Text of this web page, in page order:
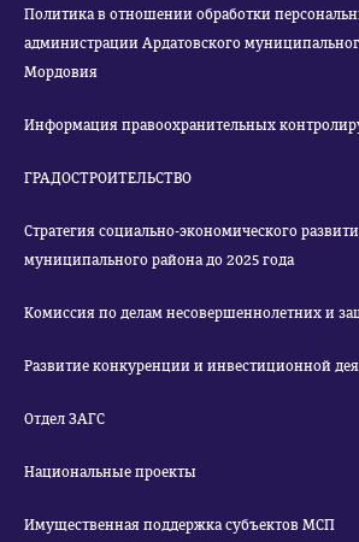
Политика в отношении обработки
администрации Ардатовского
Мордовия
Информация правоохранительных
ГРАДОСТРОИТЕЛЬСТВО
Стратегия социально-экономического
муниципального района до 2025 года
Комиссия по делам несовершеннолетних и
Развитие конкуренции и инвестиционной
Отдел ЗАГС
Национальные проекты
Имущественная поддержка субъектов МСП